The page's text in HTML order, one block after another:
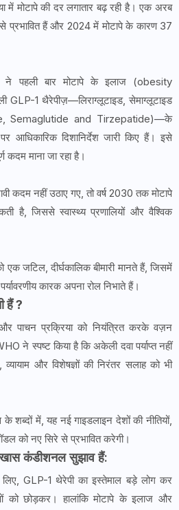
में मोटापे की दर लगातार बढ़ रही है। एक अरब
से प्रभावित हैं और 2024 में मोटापे के कारण 37
ने पहली बार मोटापे के इलाज (obesity
GLP-1 थैरेपीज़—लिराग्लूटाइड, सेमाग्लूटाइड
Semaglutide and Tirzepatide)—के
आधिकारिक दिशानिर्देश जारी किए हैं। इसे
कदम माना जा रहा है।
कदम नहीं उठाए गए, तो वर्ष 2030 तक मोटापे
है, जिससे स्वास्थ्य प्रणालियों और वैश्विक
एक जटिल, दीर्घकालिक बीमारी मानते हैं, जिसमें
कारक अपना रोल निभाते हैं।
हैं ?
पाचन प्रक्रिया को नियंत्रित करके वज़न
ने स्पष्ट किया है कि अकेली दवा पर्याप्त नहीं
और विशेषज्ञों की निरंतर सलाह को भी
शब्दों में, यह नई गाइडलाइन देशों की नीतियों,
को नए सिरे से प्रभावित करेगी।
कंडीशनल सुझाव हैं:
GLP-1 थेरेपी का इस्तेमाल बड़े लोग कर
को छोड़कर। हालांकि मोटापे के इलाज और